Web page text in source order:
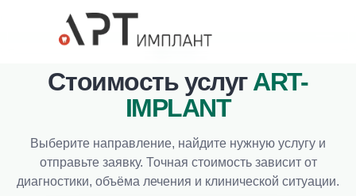
Стоимость услугART-
IMPLANT
Выберите направление, найдите нужную услугу и
отправьте заявку. Точная стоимость зависит от
диагностики, объёма лечения и клинической ситуации.